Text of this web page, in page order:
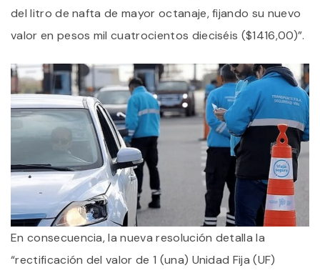
del litro de nafta de mayor octanaje, fijando su nuevo
valor en pesos mil cuatrocientos dieciséis ($1416,00)”.
En consecuencia, la nueva resolución detalla la
“rectificación del valor de 1 (una) Unidad Fija (UF)